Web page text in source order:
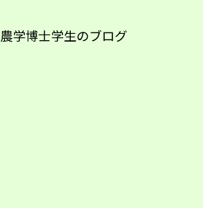
学博士学生のブログ